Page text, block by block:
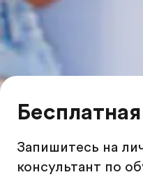
Запишитесь на
консультант по